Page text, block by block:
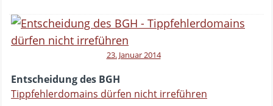
23. Januar 2014
Entscheidung des BGH
Tippfehlerdomains dürfen nicht irreführen